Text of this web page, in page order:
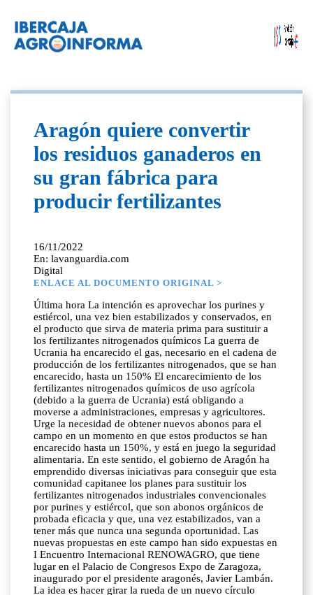
Aragón quiere convertir
los residuos ganaderos en
su gran fábrica para
producir fertilizantes
16/11/2022
En: lavanguardia.com
Digital
ENLACE AL DOCUMENTO ORIGINAL >
Última hora La intención es aprovechar los purines y
estiércol, una vez bien estabilizados y conservados, en
el producto que sirva de materia prima para sustituir a
los fertilizantes nitrogenados químicos La guerra de
Ucrania ha encarecido el gas, necesario en el cadena de
producción de los fertilizantes nitrogenados, que se han
encarecido, hasta un 150% El encarecimiento de los
fertilizantes nitrogenados químicos de uso agrícola
(debido a la guerra de Ucrania) está obligando a
moverse a administraciones, empresas y agricultores.
Urge la necesidad de obtener nuevos abonos para el
campo en un momento en que estos productos se han
encarecido hasta un 150%, y está en juego la seguridad
alimentaria. En este sentido, el gobierno de Aragón ha
emprendido diversas iniciativas para conseguir que esta
comunidad capitanee los planes para sustituir los
fertilizantes nitrogenados industriales convencionales
por purines y estiércol, que son abonos orgánicos de
probada eficacia y que, una vez estabilizados, van a
tener más que nunca una segunda oportunidad. Las
nuevas propuestas en este campo han sido expuestas en
I Encuentro Internacional RENOWAGRO, que tiene
lugar en el Palacio de Congresos Expo de Zaragoza,
inaugurado por el presidente aragonés, Javier Lambán.
La idea es hacer girar la rueda de un nuevo círculo